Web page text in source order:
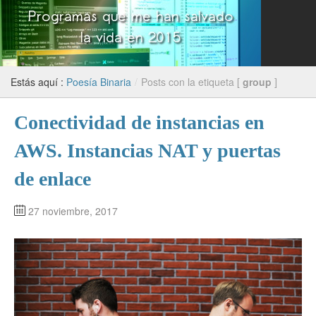
Estás aquí : Poesía Binaria / Posts con la etiqueta [ group ]
Conectividad de instancias en
AWS. Instancias NAT y puertas
de enlace
27 noviembre, 2017